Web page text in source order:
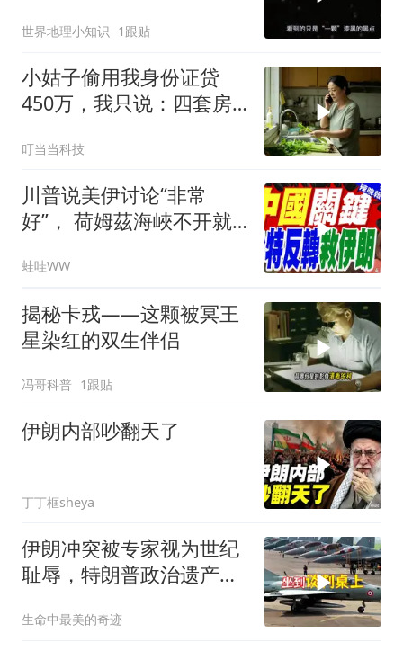
世界地理小知识 1跟贴
小姑子偷用我身份证贷
450万，我只说：四套房
叮当当科技
川普说美伊讨论“非常
好”， 荷姆茲海峽不开就
谢寒冰｜辣晚报20260805
蛙哇WW
揭秘卡戎——这颗被冥王
星染红的双生伴侣
冯哥科普 1跟贴
伊朗内部吵翻天了
丁丁框sheya
伊朗冲突被专家视为世纪
耻辱，特朗普政治遗产遭
生命中最美的奇迹